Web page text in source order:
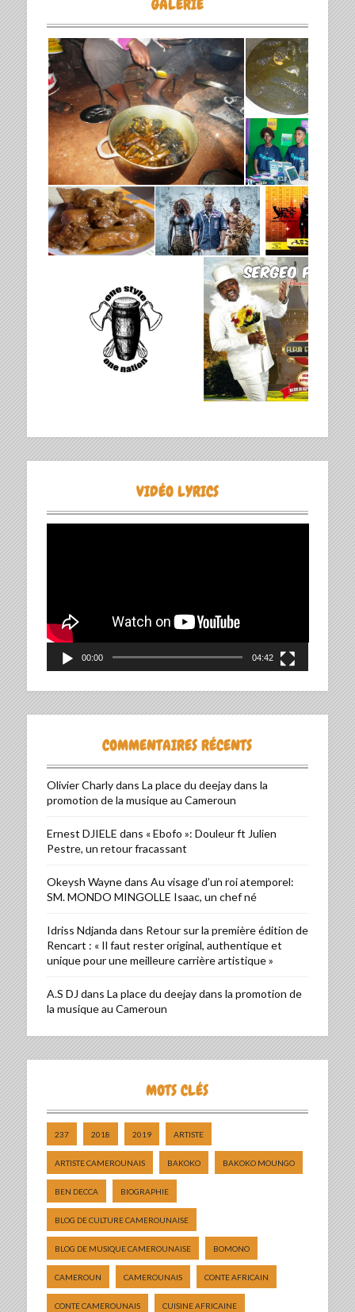
GALERIE
VIDÉO LYRICS
00:00 04:42
COMMENTAIRES RÉCENTS
Olivier Charlydans La place du deejay dans la
promotion de la musique au Cameroun
Ernest DJIELE dans « Ebofo »: Douleur ft Julien
Pestre, un retour fracassant
Okeysh Waynedans Au visage d’un roi atemporel:
SM. MONDO MINGOLLE Isaac, un chef né
Idriss Ndjanda dans Retour sur la première édition de
Rencart : « Il faut rester original, authentique et
unique pour une meilleure carrière artistique »
A.S DJ dans La place du deejay dans la promotion de
la musique au Cameroun
MOTS CLÉS
237 2018 2019 ARTISTE
ARTISTE CAMEROUNAIS BAKOKO BAKOKO MOUNGO
BEN DECCA BIOGRAPHIE
BLOG DE CULTURE CAMEROUNAISE
BLOG DE MUSIQUE CAMEROUNAISE BOMONO
CAMEROUN CAMEROUNAIS CONTE AFRICAIN
CONTE CAMEROUNAIS CUISINE AFRICAINE